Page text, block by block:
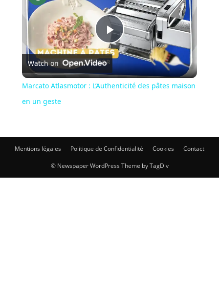
Play
Video
Watch on
Marcato Atlasmotor : L’Authenticité des pâtes maison
en un geste
Mentions légales Politique de Confidentialité Cookies Contact
© Newspaper WordPress Theme by TagDiv